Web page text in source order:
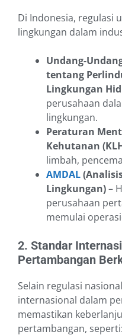
Di Indonesia, regulasi
lingkungan dalam
Undang-
tentang
Lingkungan
perusahaan
lingkungan.
Peraturan
Kehutanan
limbah,
AMDAL
Lingkungan)–
perusahaan
memulai
2. Standar
Pertambangan
Selain regulasi
internasional dalam
memastikan
pertambangan, seperti: